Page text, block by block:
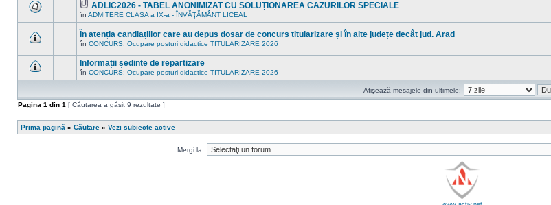
în
sunt
în
Fişier(e)
ataşat(e)
ADLIC2026 - TABEL ANONIMIZAT CU SOLUȚIONAREA CAZURILOR SPECIALE
în ADMITERE CLASA a IX-a - ÎNVĂŢĂMÂNT LICEAL
sunt
subiect.
În atenția candiațiilor care au depus dosar de concurs titularizare și în alte județe decât jud. Arad
în CONCURS: Ocupare posturi didactice TITULARIZARE 2026
necitite
noi
acest
subiect.
Informații ședințe de repartizare
în CONCURS: Ocupare posturi didactice TITULARIZARE 2026
Afişează mesajele din ultimele:
Pagina 1 din 1 [ Căutarea a găsit 9 rezultate ]
Prima pagină » Căutare » Vezi subiecte active
Mergi la: